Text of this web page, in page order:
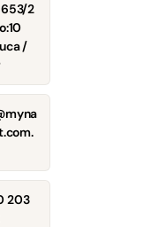
653/2
/
203